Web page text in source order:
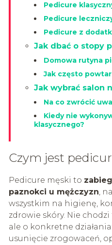
Pedicure
Pedicure
Pedicure z
Jak dbać o stopy
Domowa rutyna
Jak często
Jak wybrać salon
Na co zwrócić
Kiedy nie
klasycznego?
Czym jest
Pedicure męski to
paznokci u mężczyzn,
wszystkim na higienę,
zdrowie skóry. Nie
ale o konkretne
usunięcie zrogowaceń,